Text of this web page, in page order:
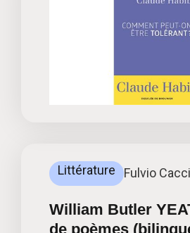
Littérature Fulvio
William Butler
de poèmes